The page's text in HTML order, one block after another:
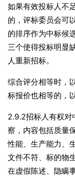
如果有效投标人不
的，评标委员会可
的排序作为中标候
三个使得投标明显
人重新招标。
综合评分相等时，
标报价也相等的，
2.9.2招标人有权对
察，内容包括质量
性能、生产能力、
文件不符、标的物
在虚假陈述、隐瞒